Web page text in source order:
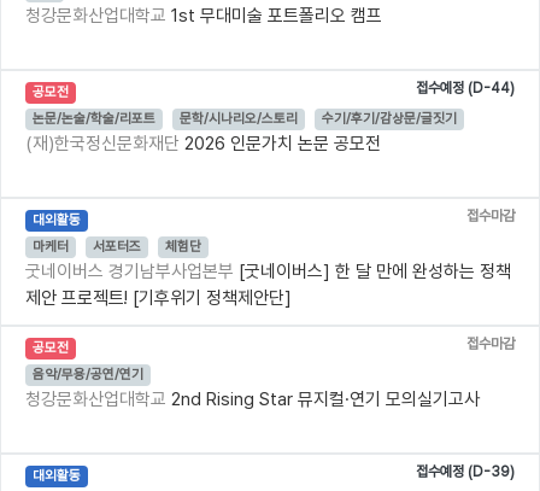
청강문화산업대학교 1st 무대미술 포트폴리오 캠프
공모전
접수예정 (D-44)
논문/논술/학술/리포트
문학/시나리오/스토리 수기/후기/감상문/글짓기
(재)한국정신문화재단 2026 인문가치 논문 공모전
대외활동
접수마감
마케터
서포터즈 체험단
굿네이버스 경기남부사업본부 [굿네이버스] 한 달 만에 완성하는 정책
제안 프로젝트! [기후위기 정책제안단]
공모전
접수마감
음악/무용/공연/연기
청강문화산업대학교 2nd Rising Star 뮤지컬·연기 모의실기고사
대외활동
접수예정 (D-39)